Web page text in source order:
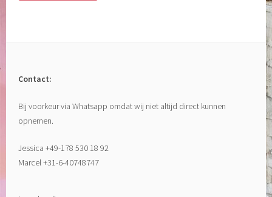
Contact:
Bij voorkeur via Whatsapp omdat wij niet altijd direct kunnen
opnemen.
Jessica +49-178 530 18 92
Marcel +31-6-40748747